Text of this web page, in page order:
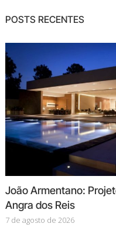
POSTS RECENTES
João Armentano:
Angra dos Reis
7 de agosto de 2026